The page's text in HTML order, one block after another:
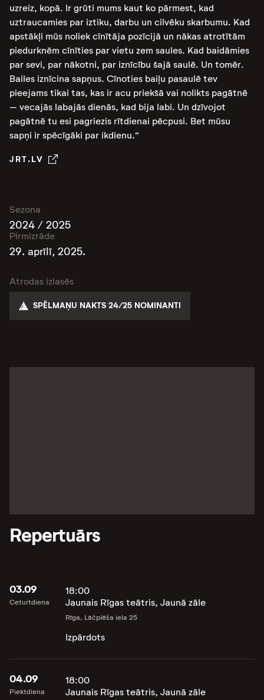
uzreiz, kopā. Ir grūti mums kaut ko pārmest, kad
uztraucamies par iztiku, darbu un cilvēku skarbumu. Kad
apstākļi mūs noliek cīnītāja pozīcijā un nākas atrotītām
piedurknēm cīnīties par vietu zem saules. Kad baidāmies
par sevi, par nākotni, par iznīcību šajā saulē. Un tomēr.
Bailes iznīcina sapņus. Cīnoties baiļu pasaulē tev
pieejams tikai tas, kas ir acu priekšā vai nolikts pagātnē
– vecajās labajās dienās, kad bija labi. Un dzīvojot
pagātnē tu esi pagriezis rītdienai pēcpusi. Bet mūsu
sapņi ir spēcīgāki par ikdienu.“
JRT.LV
Sezona
2024 / 2025
Pirmizrāde
29. aprīlī, 2025.
Atrodas izlasēs
SPĒLMAŅU NAKTS 24/25 NOMINANTI
Repertuārs
03.09
Ceturtdiena
18:00
Jaunais Rīgas teātris, Jaunā zāle
Rīga, Lāčplēša iela 25
Izpārdots
04.09
Piektdiena
18:00
Jaunais Rīgas teātris, Jaunā zāle